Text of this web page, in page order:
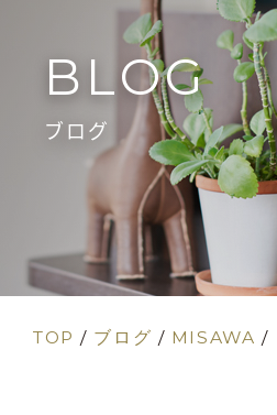
BLOG
ブログ
TOP / ブログ / MISAWA /